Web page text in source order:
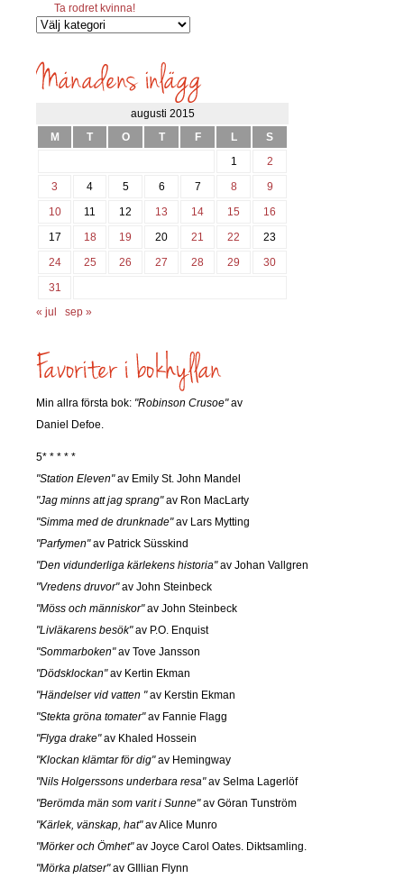
Ta rodret kvinna!
Vilka
söks?
augusti 2015
M
T O T F L
S
1
2
3
4 5 6 7 8
9
10
11 12 13 14 15
16
17
18 19 20 21 22
23
24
25 26 27 28 29
30
31
« jul
sep »
Min allra första bok: "Robinson Crusoe"av
Daniel Defoe.
5* * * * *
"Station Eleven"av Emily St. John Mandel
"Jag minns att jag sprang"av Ron MacLarty
"Simma med de drunknade"av Lars Mytting
"Parfymen"av Patrick Süsskind
"Den vidunderliga kärlekens historia"av Johan Vallgren
"Vredens druvor"av John Steinbeck
"Möss och människor"av John Steinbeck
"Livläkarens besök"av P.O. Enquist
"Sommarboken"av Tove Jansson
"Dödsklockan"av Kertin Ekman
"Händelser vid vatten "av Kerstin Ekman
"Stekta gröna tomater"av Fannie Flagg
"Flyga drake"av Khaled Hossein
"Klockan klämtar för dig"av Hemingway
"Nils Holgerssons underbara resa"av Selma Lagerlöf
"Berömda män som varit i Sunne"av Göran Tunström
"Kärlek, vänskap, hat"av Alice Munro
"Mörker och Ömhet"av Joyce Carol Oates. Diktsamling.
"Mörka platser"av GIllian Flynn